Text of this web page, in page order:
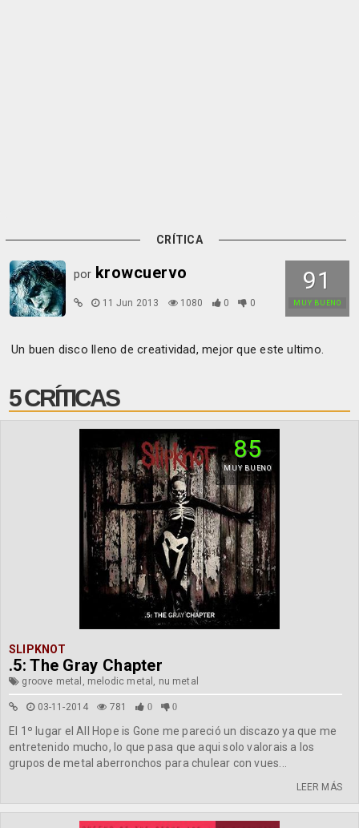
CRÍTICA
91
MUY BUENO
por krowcuervo
11 Jun 2013 1080 0 0
Un buen disco lleno de creatividad, mejor que este ultimo.
5 CRÍTICAS
85
MUY BUENO
SLIPKNOT
.5: The Gray Chapter
groove metal, melodic metal, nu metal
03-11-2014 781 0 0
El 1º lugar el All Hope is Gone me pareció un discazo ya que me
entretenido mucho, lo que pasa que aqui solo valorais a los
grupos de metal aberronchos para chulear con vues...
LEER MÁS